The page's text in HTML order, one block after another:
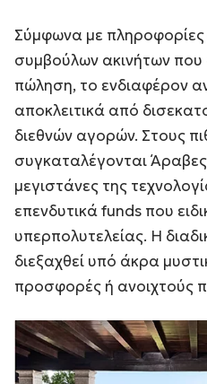
Σύμφωνα με
συμβούλων ακινήτων που
πώληση, το ενδιαφέρον
αποκλειτικά από
διεθνών αγορών. Στους
συγκαταλέγονται Άραβες
μεγιστάνες της
επενδυτικά funds που
υπερπολυτελείας. Η
διεξαχθεί υπό άκρα
προσφορές ή ανοιχτούς